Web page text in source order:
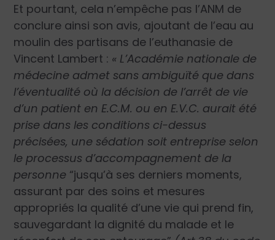
Et pourtant, cela n’empêche pas l’ANM de
conclure ainsi son avis, ajoutant de l’eau au
moulin des partisans de l’euthanasie de
Vincent Lambert : « L’Académie nationale de
médecine admet sans ambiguïté que dans
l’éventualité où la décision de l’arrêt de vie
d’un patient en E.C.M. ou en E.V.C. aurait été
prise dans les conditions ci-dessus
précisées, une sédation soit entreprise selon
le processus d’accompagnement de la
personne “jusqu’à ses derniers moments,
assurant par des soins et mesures
appropriés la qualité d’une vie qui prend fin,
sauvegardant la dignité du malade et le